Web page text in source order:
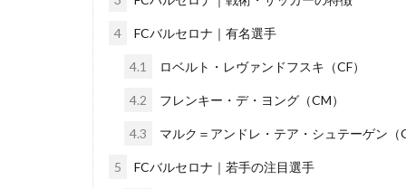
4 FCバルセロナ｜有名選手
4.1 ロベルト・レヴァンドフスキ（CF）
4.2 フレンキー・デ・ヨング（CM）
4.3 マルク＝アンドレ・テア・シュテーゲン（
5 FCバルセロナ｜若手の注目選手